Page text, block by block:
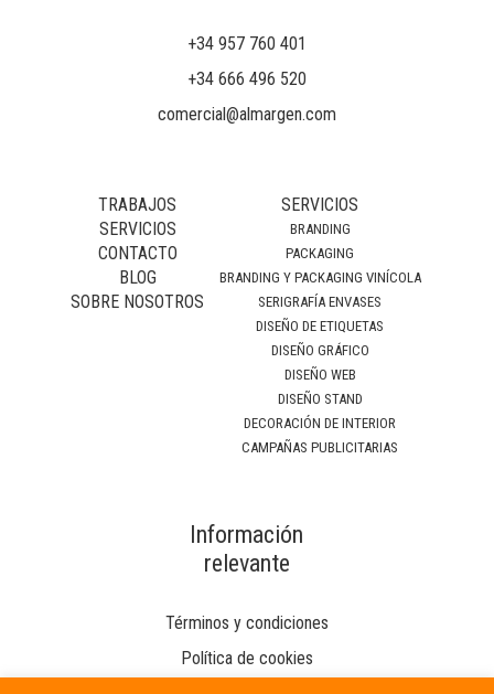
+34 957 760 401
+34 666 496 520
comercial@almargen.com
TRABAJOS
SERVICIOS
CONTACTO
BLOG
SOBRE NOSOTROS
SERVICIOS
BRANDING
PACKAGING
BRANDING Y PACKAGING VINÍCOLA
SERIGRAFÍA ENVASES
DISEÑO DE ETIQUETAS
DISEÑO GRÁFICO
DISEÑO WEB
DISEÑO STAND
DECORACIÓN DE INTERIOR
CAMPAÑAS PUBLICITARIAS
Información
relevante
Términos y condiciones
Política de cookies